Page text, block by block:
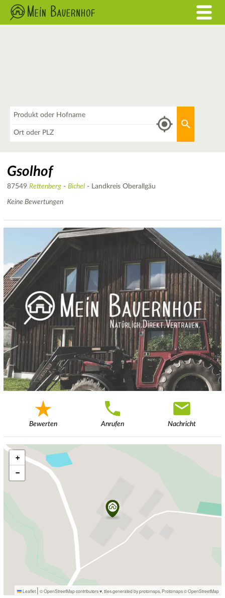
Gsolhof
87549 Rettenberg - Bichel - Landkreis Oberallgäu
Keine Bewertungen
Bewerten Anrufen Nachricht
+
−
Leaflet | © OpenStreetMap contributors ♥, tiles generated by protomaps Protomaps©OpenStreetMap